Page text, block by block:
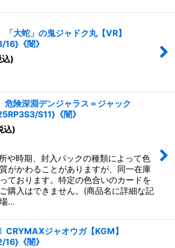
「大蛇」の鬼ジャドク丸【VR】
《闇》
込)
危険深淵デンジャラス＝ジャック
S11}《闇》
込)
や時期、封入パックの種類によって色
がかわることがありますが、同一在庫
ております。特定の色合いのカードを
購入はできません。(商品名に詳細な記
…
CRYMAXジャオウガ【KGM】
《闇》